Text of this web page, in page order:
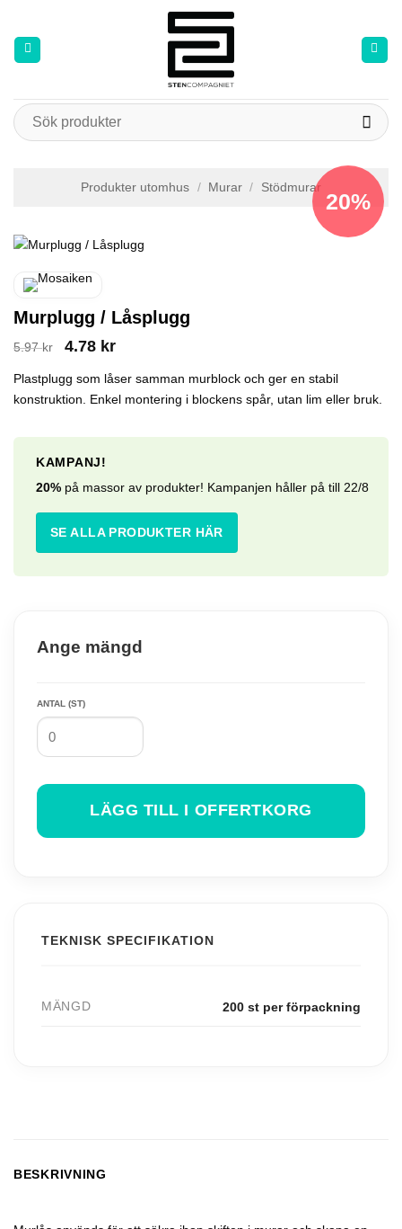
content
Sök
efter:
Produkter utomhus / Murar / Stödmurar
20%
Murplugg / Låsplugg
5.97kr
Det
priset
var:
4.78 krDet
priset
är:
Plastplugg som låser samman murblock och ger en stabil
konstruktion. Enkel montering i blockens spår, utan lim eller bruk.
KAMPANJ!
20% på massor av produkter! Kampanjen håller på till 22/8
SE ALLA PRODUKTER HÄR
Ange mängd
ANTAL (ST)
LÄGG TILL I OFFERTKORG
TEKNISK SPECIFIKATION
MÄNGD 200 st per förpackning
BESKRIVNING